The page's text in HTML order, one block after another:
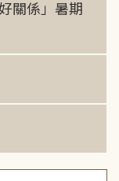
關係」暑期